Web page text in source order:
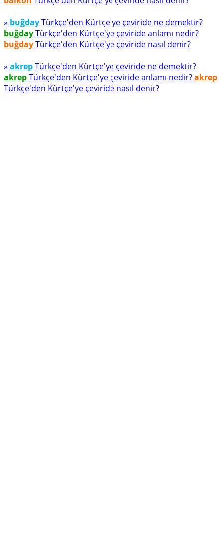
» buğdayTürkçe'den Kürtçe'ye çeviride ne demektir?
buğdayTürkçe'den Kürtçe'ye çeviride anlamı nedir?
buğdayTürkçe'den Kürtçe'ye çeviride nasıl denir?
» akrepTürkçe'den Kürtçe'ye çeviride ne demektir?
akrepTürkçe'den Kürtçe'ye çeviride anlamı nedir?akrep
Türkçe'den Kürtçe'ye çeviride nasıl denir?